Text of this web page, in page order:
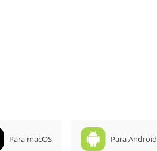
Para macOS Para Android